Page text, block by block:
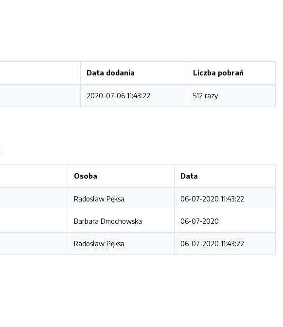
Data dodania Liczba pobrań
2020-07-06 11:43:22 512 razy
Osoba Data
Radosław Pęksa 06-07-2020 11:43:22
Barbara Dmochowska 06-07-2020
Radosław Pęksa 06-07-2020 11:43:22